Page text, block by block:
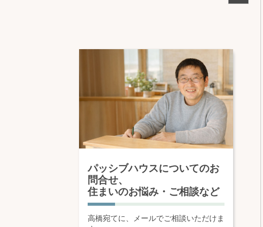
パッシブハウスについてのお
問合せ、
住まいのお悩み・ご相談など
高橋宛てに、メールでご相談いただけま